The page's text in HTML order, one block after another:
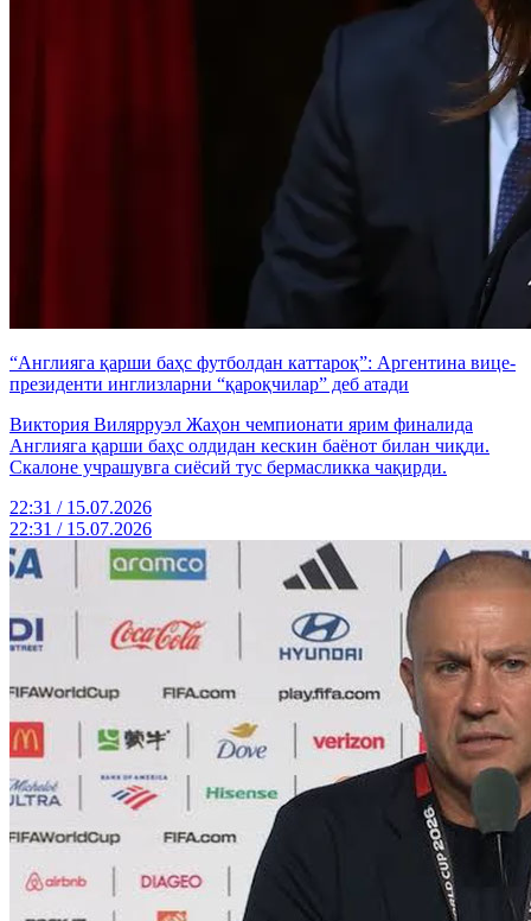
“Англияга қарши баҳс футболдан каттароқ”: Аргентина вице-
президенти инглизларни “қароқчилар” деб атади
Виктория Вилярруэл Жаҳон чемпионати ярим финалида
Англияга қарши баҳс олдидан кескин баёнот билан чиқди.
Скалоне учрашувга сиёсий тус бермасликка чақирди.
22:31 / 15.07.2026
22:31 / 15.07.2026